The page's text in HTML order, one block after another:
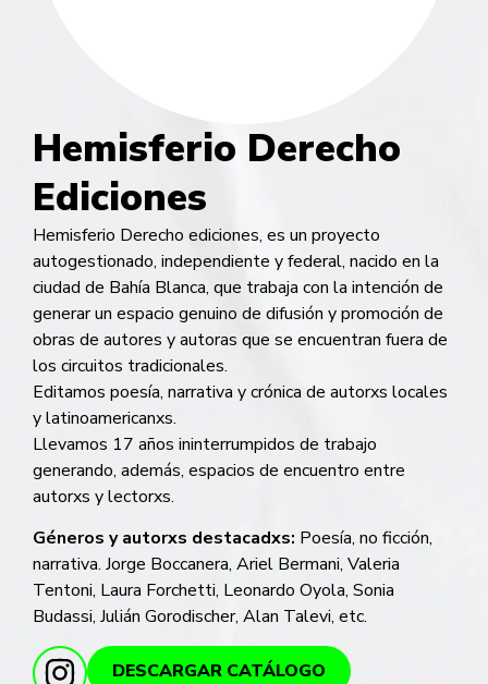
Hemisferio Derecho
Ediciones
Hemisferio Derecho ediciones, es un proyecto
autogestionado, independiente y federal, nacido en la
ciudad de Bahía Blanca, que trabaja con la intención de
generar un espacio genuino de difusión y promoción de
obras de autores y autoras que se encuentran fuera de
los circuitos tradicionales.
Editamos poesía, narrativa y crónica de autorxs locales
y latinoamericanxs.
Llevamos 17 años ininterrumpidos de trabajo
generando, además, espacios de encuentro entre
autorxs y lectorxs.
Géneros y autorxs destacadxs: Poesía, no ficción,
narrativa. Jorge Boccanera, Ariel Bermani, Valeria
Tentoni, Laura Forchetti, Leonardo Oyola, Sonia
Budassi, Julián Gorodischer, Alan Talevi, etc.
DESCARGAR CATÁLOGO